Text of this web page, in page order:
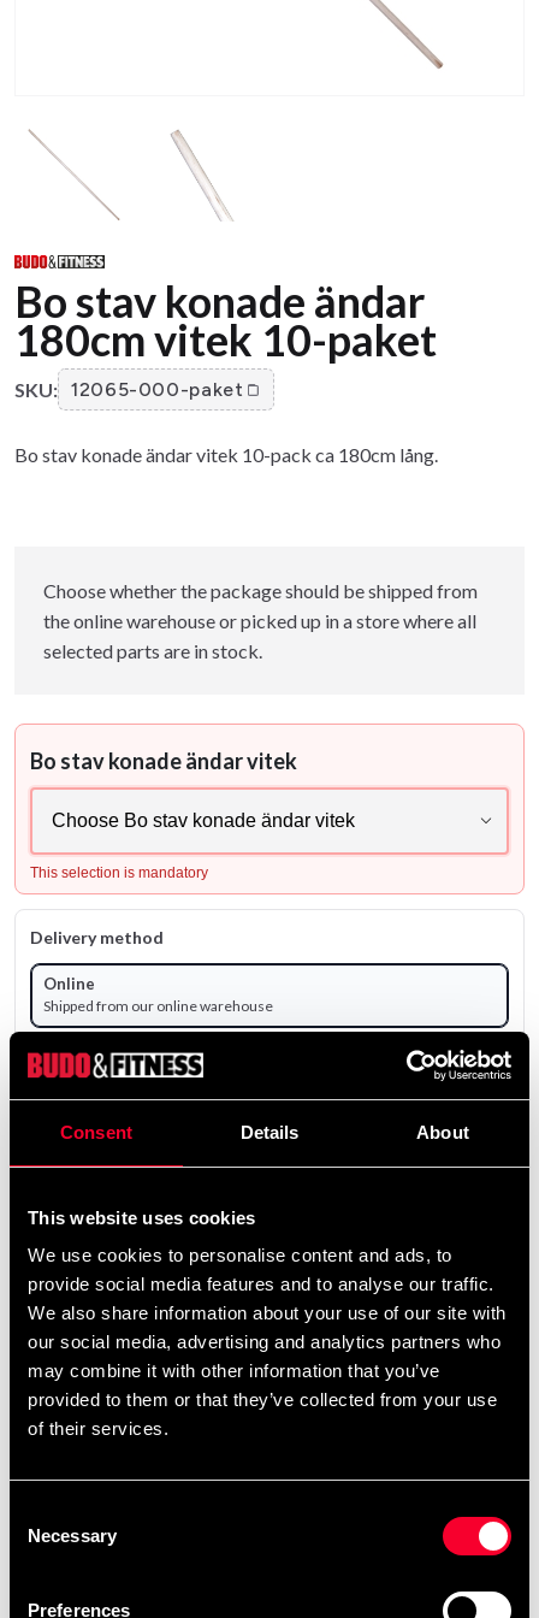
Consent Details About
This website uses cookies
We use cookies to personalise content and ads, to
provide social media features and to analyse our traffic.
We also share information about your use of our site with
our social media, advertising and analytics partners who
may combine it with other information that you’ve
provided to them or that they’ve collected from your use
of their services.
Selection
Necessary
Preferences
Bo stav konade ändar
180cm vitek 10-paket
SKU: 12065-000-paket
Bo stav konade ändar vitek 10-pack ca 180cm lång.
Choose whether the package should be shipped from
the online warehouse or picked up in a store where all
selected parts are in stock.
Bo stav konade ändar vitek
This selection is mandatory
Delivery method
Online
Shipped from our online warehouse
Pick up in store
Choose a store that has all parts in stock
Select all parts in the package to see store stock.
Quantity
remove add Lägg till i varukorgen
Bo stav konade ändar vitek 10-pack ca 180cm lång.
för längd vilket gör att den blir väldigt dyr att frakta och